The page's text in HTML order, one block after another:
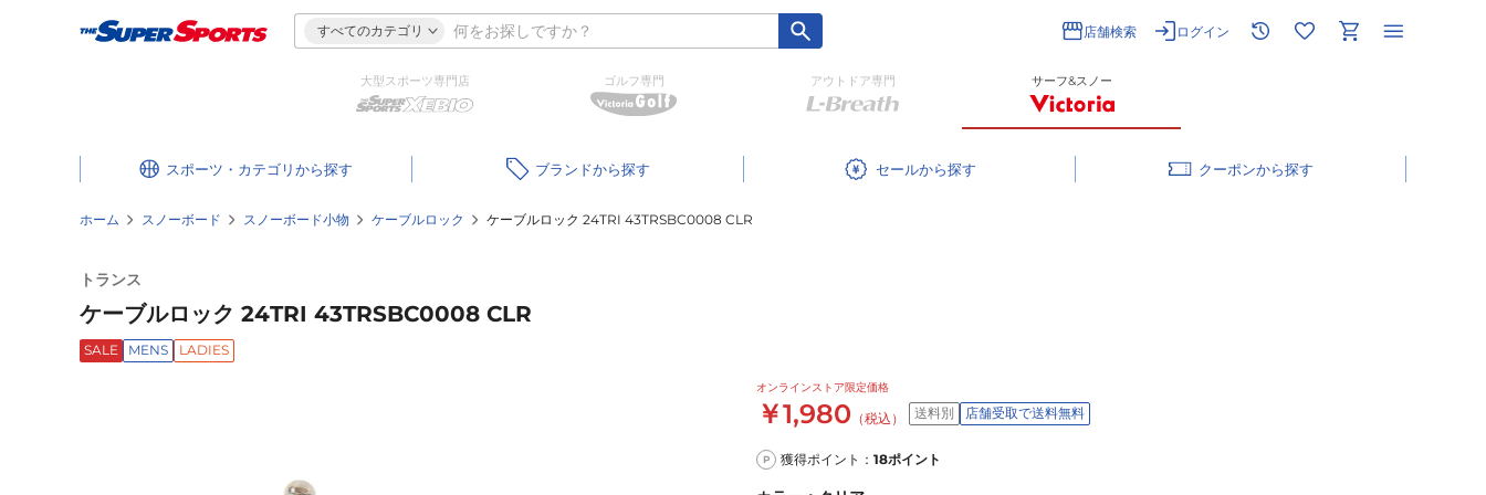
すべてのカテゴリ 店舗検索 ログイン
大型スポーツ専門店 ゴルフ専門 アウトドア専門 サーフ&スノー
スポーツ・カテゴリ ブランド セール クーポン
ホーム スノーボード スノーボード小物 ケーブルロック ケーブルロック 24TRI 43TRSBC0008 CLR
トランス
ケーブルロック 24TRI 43TRSBC0008 CLR
SALE MENS LADIES
オンラインストア限定価格
￥1,980 （税込） 送料別 店舗受取で送料無料
P 獲得ポイント： 18ポイント